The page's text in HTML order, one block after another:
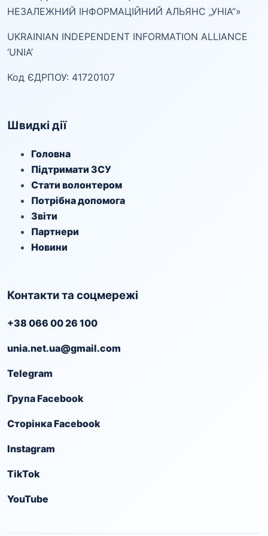
НЕЗАЛЕЖНИЙ ІНФОРМАЦІЙНИЙ АЛЬЯНС „УНІА“»
UKRAINIAN INDEPENDENT INFORMATION ALLIANCE
‘UNIA’
Код ЄДРПОУ: 41720107
Швидкі дії
Головна
Підтримати ЗСУ
Стати волонтером
Потрібна допомога
Звіти
Партнери
Новини
Контакти та соцмережі
+38 066 00 26 100
unia.net.ua@gmail.com
Telegram
Група Facebook
Сторінка Facebook
Instagram
TikTok
YouTube